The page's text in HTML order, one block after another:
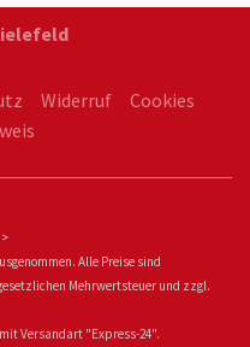
Widerruf
Cookies
Alle Preise sind
Mehrwertsteuer und zzgl.
Versandart "Express-24".